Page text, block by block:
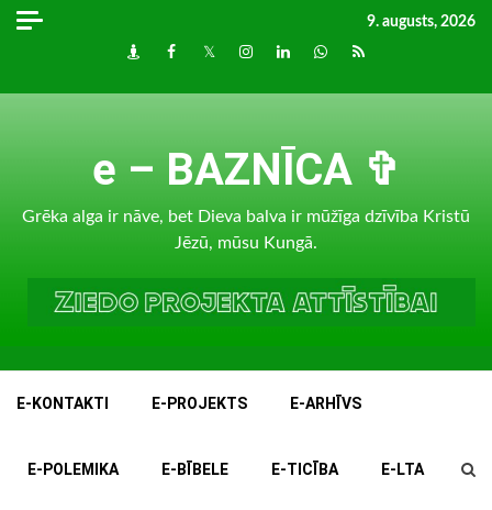
Skip
9. augusts, 2026
DraugiemFacebook
TwitterInstagram
LinkedInwhatsapp
RSS
e – BAZNĪCA ✞
Grēka alga ir nāve, bet Dieva balva ir mūžīga dzīvība Kristū
Jēzū, mūsu Kungā.
E-KONTAKTI E-PROJEKTS E-ARHĪVS
E-POLEMIKA E-BĪBELE E-TICĪBA E-LTA